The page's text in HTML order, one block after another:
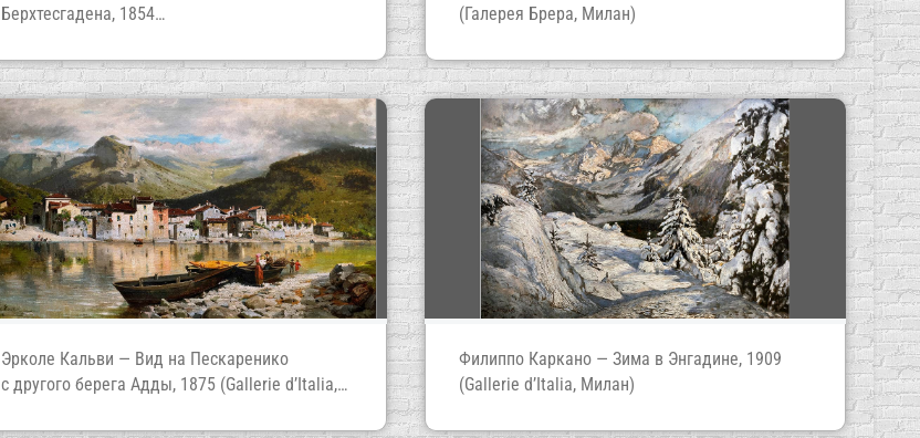
Берхтесгадена, 1854
(Галерея Брера, Милан)
Эрколе Кальви — Вид на Пескаренико
с другого берега Адды, 1875 (Gallerie d’Italia,
Филиппо Каркано — Зима в Энгадине, 1909
(Gallerie d’Italia, Милан)